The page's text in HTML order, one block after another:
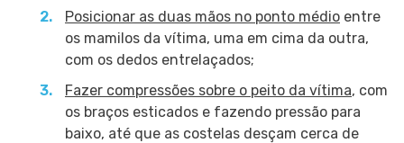
Posicionar as duas mãos no ponto médio entre
os mamilos da vítima, uma em cima da outra,
com os dedos entrelaçados;
Fazer compressões sobre o peito da vítima, com
os braços esticados e fazendo pressão para
baixo, até que as costelas desçam cerca de